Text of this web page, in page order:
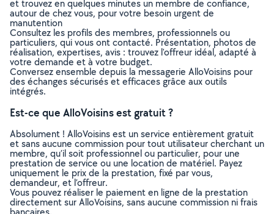
et trouvez en quelques minutes un membre de confiance,
autour de chez vous, pour votre besoin urgent de
manutention
Consultez les profils des membres, professionnels ou
particuliers, qui vous ont contacté. Présentation, photos de
réalisation, expertises, avis : trouvez l'offreur idéal, adapté à
votre demande et à votre budget.
Conversez ensemble depuis la messagerie AlloVoisins pour
des échanges sécurisés et efficaces grâce aux outils
intégrés.
Est-ce que AlloVoisins est gratuit ?
Absolument ! AlloVoisins est un service entièrement gratuit
et sans aucune commission pour tout utilisateur cherchant un
membre, qu’il soit professionnel ou particulier, pour une
prestation de service ou une location de matériel. Payez
uniquement le prix de la prestation, fixé par vous,
demandeur, et l’offreur.
Vous pouvez réaliser le paiement en ligne de la prestation
directement sur AlloVoisins, sans aucune commission ni frais